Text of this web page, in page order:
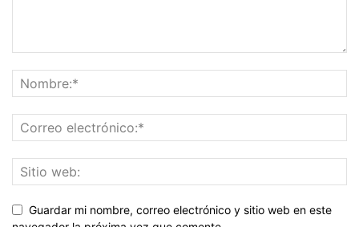
Guardar mi nombre, correo electrónico y sitio web en este